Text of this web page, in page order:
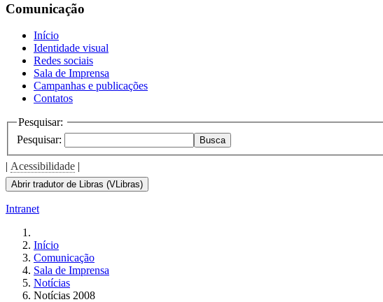
screen
help
navigate
interact
the
content.
Comunicação
Início
Identidade visual
Redes sociais
Sala de Imprensa
Campanhas e publicações
Contatos
Pesquisar:
Pesquisar:
Busca
| Acessibilidade |
Abrir tradutor de Libras (VLibras)
Intranet
Início
Comunicação
Sala de Imprensa
Notícias
Notícias 2008